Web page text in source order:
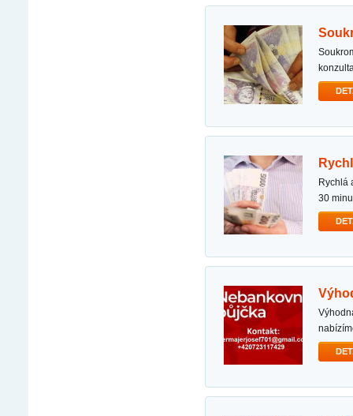
soukromá a rychlá půjčka půjčka na nemovitost s hypotékou od soukromých investorů. bez
rychlá a urgentní půjčka dobrý den, potřebujete rychlou půjčku? nabízím všechny typy půjček do
30
výhodná nabídka půjčky na konec roku půjčit si můžete od 50 000 kč do 50.000.000. kč